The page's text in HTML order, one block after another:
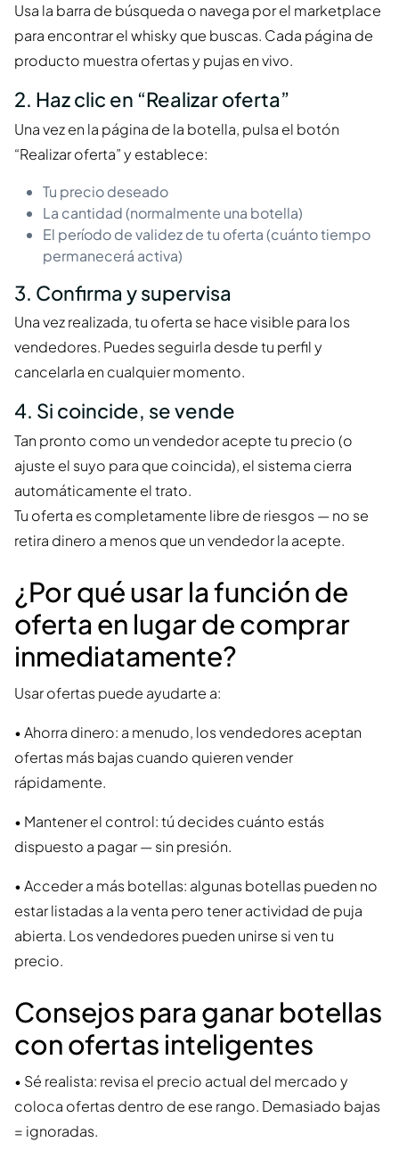
Usa la barra de búsqueda o navega por el marketplace
para encontrar el whisky que buscas. Cada página de
producto muestra ofertas y pujas en vivo.
2. Haz clic en “Realizar oferta”
Una vez en la página de la botella, pulsa el botón
“Realizar oferta” y establece:
Tu precio deseado
La cantidad (normalmente una botella)
El período de validez de tu oferta (cuánto tiempo
permanecerá activa)
3. Confirma y supervisa
Una vez realizada, tu oferta se hace visible para los
vendedores. Puedes seguirla desde tu perfil y
cancelarla en cualquier momento.
4. Si coincide, se vende
Tan pronto como un vendedor acepte tu precio (o
ajuste el suyo para que coincida), el sistema cierra
automáticamente el trato.
Tu oferta es completamente libre de riesgos — no se
retira dinero a menos que un vendedor la acepte.
¿Por qué usar la función de
oferta en lugar de comprar
inmediatamente?
Usar ofertas puede ayudarte a:
• Ahorra dinero: a menudo, los vendedores aceptan
ofertas más bajas cuando quieren vender
rápidamente.
• Mantener el control: tú decides cuánto estás
dispuesto a pagar — sin presión.
• Acceder a más botellas: algunas botellas pueden no
estar listadas a la venta pero tener actividad de puja
abierta. Los vendedores pueden unirse si ven tu
precio.
Consejos para ganar botellas
con ofertas inteligentes
• Sé realista: revisa el precio actual del mercado y
coloca ofertas dentro de ese rango. Demasiado bajas
= ignoradas.